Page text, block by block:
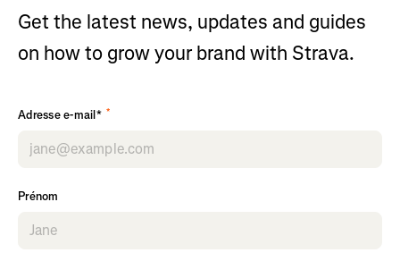
Get the latest news, updates and guides
on how to grow your brand with Strava.
Adresse e-mail* *
Prénom